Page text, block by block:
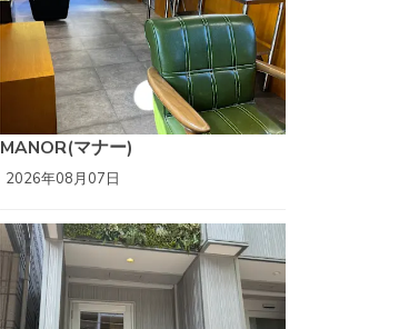
MANOR(マナー)
2026年08月07日